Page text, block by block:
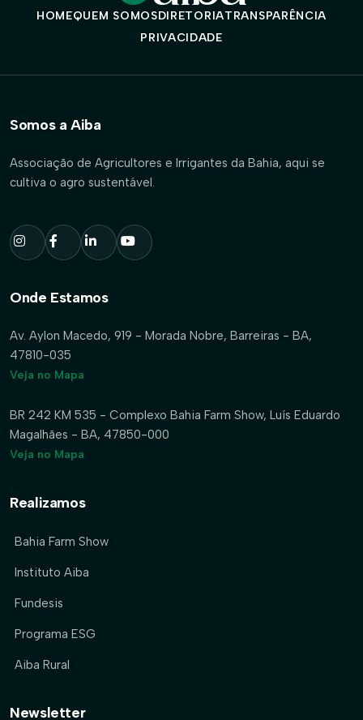
HOMEQUEM SOMOSDIRETORIATRANSPARÊNCIA
PRIVACIDADE
Somos a Aiba
Associação de Agricultores e Irrigantes da Bahia, aqui se
cultiva o agro sustentável.
Onde Estamos
Av. Aylon Macedo, 919 - Morada Nobre, Barreiras - BA,
47810-035
Veja no Mapa
BR 242 KM 535 - Complexo Bahia Farm Show, Luís Eduardo
Magalhães - BA, 47850-000
Veja no Mapa
Realizamos
Bahia Farm Show
Instituto Aiba
Fundesis
Programa ESG
Aiba Rural
Newsletter